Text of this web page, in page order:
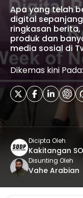
Apa yang telah
digital
ringkasan
produk dan
media sosial di
Dikemas kini
Dicipta Oleh
Kakitangan
Disunting Oleh
Vahe Arabian